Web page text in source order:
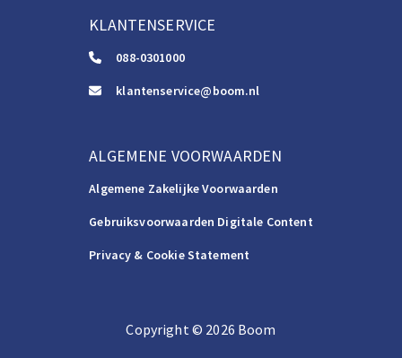
KLANTENSERVICE
088-0301000
klantenservice@boom.nl
ALGEMENE VOORWAARDEN
Algemene Zakelijke Voorwaarden
Gebruiksvoorwaarden Digitale Content
Privacy & Cookie Statement
Copyright©️ 2026 Boom